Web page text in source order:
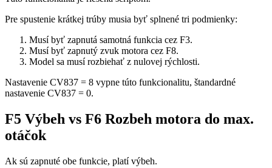
Pre spustenie krátkej trúby musia byť splnené tri podmienky:
Musí byť zapnutá samotná funkcia cez F3.
Musí byť zapnutý zvuk motora cez F8.
Model sa musí rozbiehať z nulovej rýchlosti.
Nastavenie CV837 = 8 vypne túto funkcionalitu, štandardné
nastavenie CV837 = 0.
F5 Výbeh vs F6 Rozbeh motora do max.
otáčok
Ak sú zapnuté obe funkcie, platí výbeh.